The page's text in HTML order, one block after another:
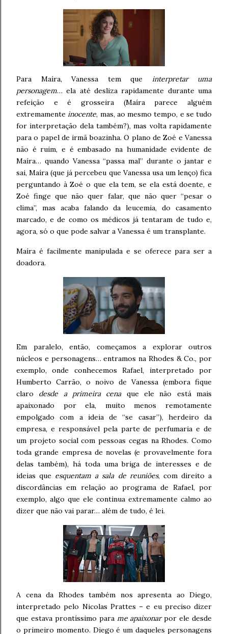
Para Maíra, Vanessa tem que interpretar uma
personagem… ela até desliza rapidamente durante uma
refeição e é grosseira (Maíra parece alguém
extremamenteinocente, mas, ao mesmo tempo, e se tudo
for interpretação dela também?), mas volta rapidamente
para o papel de irmã boazinha. O plano de Zoé e Vanessa
não é ruim, e é embasado na humanidade evidente de
Maíra… quando Vanessa “passa mal” durante o jantar e
sai, Maíra (que já percebeu que Vanessa usa um lenço) fica
perguntando à Zoé o que ela tem, se ela está doente, e
Zoé finge que não quer falar, que não quer “pesar o
clima”, mas acaba falando da leucemia, do casamento
marcado, e de como os médicos já tentaram de tudo e,
agora, só o que pode salvar a Vanessa é um transplante.
Maíra é facilmente manipulada e se oferece para ser a
doadora.
Em paralelo, então, começamos a explorar outros
núcleos e personagens… entramos na Rhodes & Co., por
exemplo, onde conhecemos Rafael, interpretado por
Humberto Carrão, o noivo de Vanessa (embora fique
claro desde a primeira cenaque ele não está mais
apaixonado por ela, muito menos remotamente
empolgado com a ideia de “se casar”), herdeiro da
empresa, e responsável pela parte de perfumaria e de
um projeto social com pessoas cegas na Rhodes. Como
toda grande empresa de novelas (e provavelmente fora
delas também), há toda uma briga de interesses e de
ideias que esquentam a sala de reuniões, com direito a
discordâncias em relação ao programa de Rafael, por
exemplo, algo que ele continua extremamente calmo ao
dizer que não vai parar… além de tudo, é lei.
A cena da Rhodes também nos apresenta ao Diego,
interpretado pelo Nicolas Prattes – e eu preciso dizer
que estava prontíssimo para me apaixonarpor ele desde
o primeiro momento. Diego é um daqueles personagens